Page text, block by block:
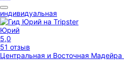
индивидуальная
Юрий
5,0
51 отзыв
Центральная и Восточная Мадейра